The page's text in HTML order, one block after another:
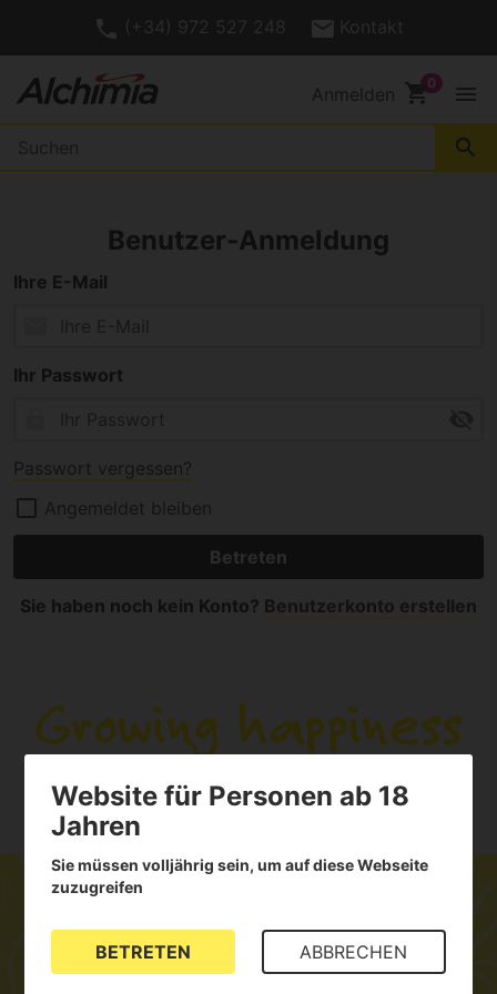
(+34) 972 527 248 Kontakt
Anmelden shopping_cart menu
search
Benutzer-Anmeldung
Ihre E-Mail
Ihr Passwort
Passwort vergessen?
Angemeldet bleiben
Sie haben noch kein Konto? Benutzerkonto erstellen
Über Alchimia Grow
Website für Personen ab 18
Jahren
Sie müssen volljährig sein, um auf diese Webseite
zuzugreifen
BETRETEN ABBRECHEN